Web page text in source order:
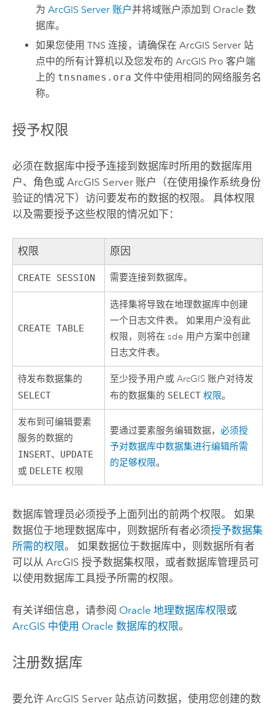
为ArcGIS Server 账户并将域账户添加到 Oracle 数
据库。
如果您使用 TNS 连接，请确保在ArcGIS Server 站
点中的所有计算机以及您发布的ArcGIS Pro 客户端
上的 tnsnames.ora 文件中使用相同的网络服务名
称。
授予权限
必须在数据库中授予连接到数据库时所用的数据库用
户、角色或 ArcGIS Server账户（在使用操作系统身份
验证的情况下）访问要发布的数据的权限。 具体权限
以及需要授予这些权限的情况如下：
权限 原因
CREATE SESSION 需要连接到数据库。
CREATE TABLE
选择集将导致在地理数据库中创建
一个日志文件表。 如果用户没有此
权限，则将在 sde 用户方案中创建
日志文件表。
待发布数据集的
SELECT
至少授予用户或 ArcGIS 账户对待发
布的数据集的 SELECT 权限。
发布到可编辑要素
服务的数据的
INSERT、 UPDATE
或 DELETE 权限
要通过要素服务编辑数据，必须授
予对数据库中数据集进行编辑所需
的足够权限。
数据库管理员必须授予上面列出的前两个权限。 如果
数据位于地理数据库中，则数据所有者必须授予数据集
所需的权限。 如果数据位于数据库中，则数据所有者
可以从 ArcGIS 授予数据集权限，或者数据库管理员可
以使用数据库工具授予所需的权限。
有关详细信息，请参阅 Oracle 地理数据库权限或
ArcGIS 中使用 Oracle 数据库的权限。
注册数据库
要允许 ArcGIS Server站点访问数据，使用您创建的数